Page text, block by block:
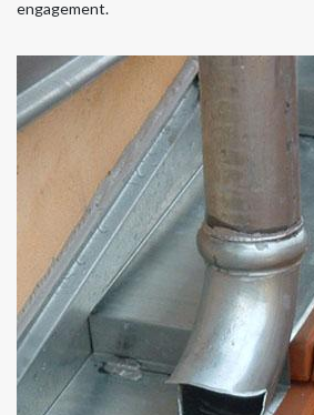
engagement.